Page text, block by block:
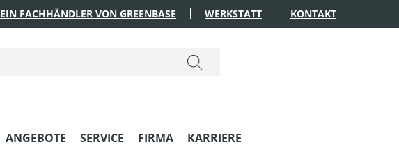
EIN FACHHÄNDLER VON GREENBASE WERKSTATT KONTAKT
ANGEBOTE SERVICE FIRMA KARRIERE